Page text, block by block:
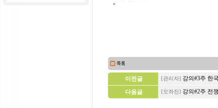
"
이전글 [관리자] 강의#3주 한
다음글
[오좌진] 강의#2주 전